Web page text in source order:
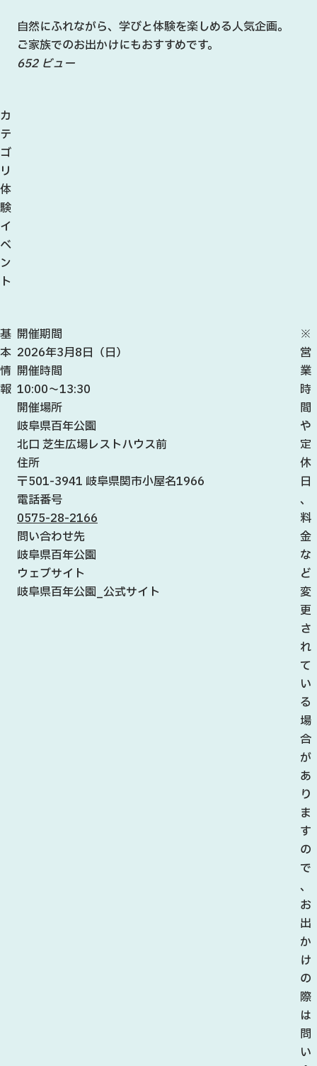
自然にふれながら、学びと体験を楽しめる人気企画。
ご家族でのお出かけにもおすすめです。
652 ビュー
カ
テ
ゴ
リ
体
験
イ
ベ
ン
ト
基
本
情
報
開催期間
2026年3月8日（日）
開催時間
10:00～13:30
開催場所
岐阜県百年公園
北口 芝生広場レストハウス前
住所
〒501-3941 岐阜県関市小屋名1966
電話番号
0575-28-2166
問い合わせ先
岐阜県百年公園
ウェブサイト
岐阜県百年公園_公式サイト
※
営
業
時
間
や
定
休
日
、
料
金
な
ど
変
更
さ
れ
て
い
る
場
合
が
あ
り
ま
す
の
で
、
お
出
か
け
の
際
は
問
い